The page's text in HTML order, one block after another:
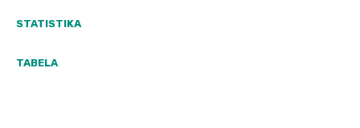
STATISTIKA
TABELA